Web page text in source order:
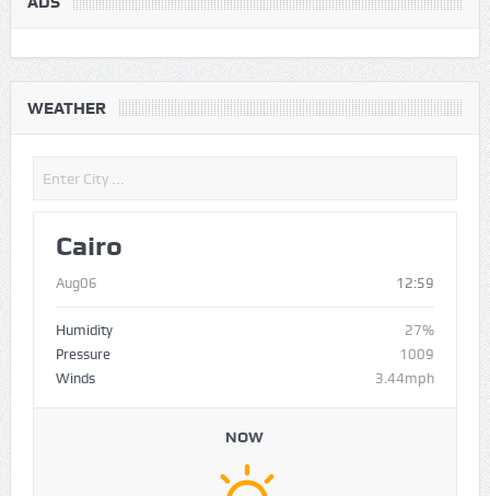
WEATHER
Cairo
Aug06 12:59
Humidity
27%
Pressure
1009
Winds
3.44mph
NOW